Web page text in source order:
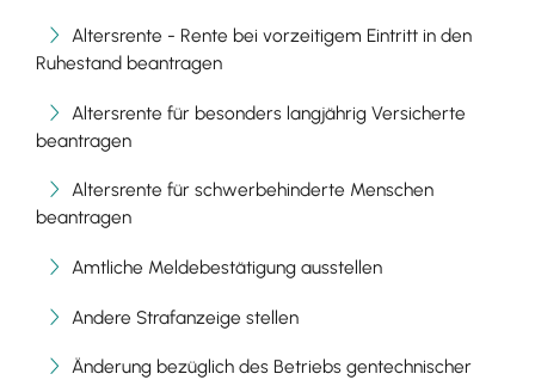
Altersrente - Rente bei vorzeitigem Eintritt in den
Ruhestand beantragen
Altersrente für besonders langjährig Versicherte
beantragen
Altersrente für schwerbehinderte Menschen
beantragen
Amtliche Meldebestätigung ausstellen
Andere Strafanzeige stellen
Änderung bezüglich des Betriebs gentechnischer